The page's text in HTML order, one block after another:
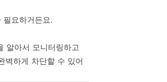
요하거든요.
알아서 모니터링하고
벽하게 차단할 수 있어